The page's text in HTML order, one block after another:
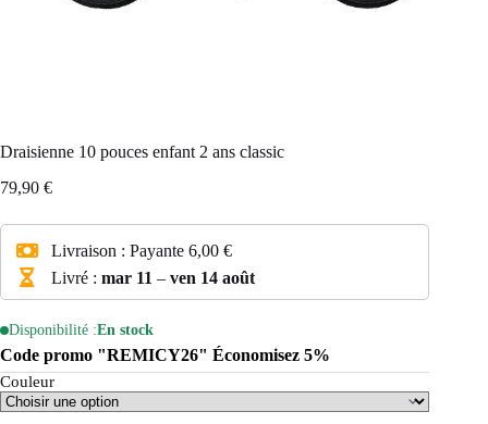
Draisienne 10 pouces enfant 2 ans classic
79,90 €
Livraison : Payante 6,00 €
Livré : mar 11 – ven 14 août
Disponibilité :En stock
Code promo "REMICY26" Économisez 5%
Couleur